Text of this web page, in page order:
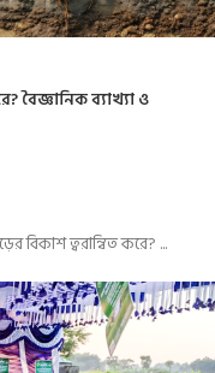
বৈজ্ঞানিক ব্যাখ্যা ও
বিকাশ ত্বরান্বিত করে? ...